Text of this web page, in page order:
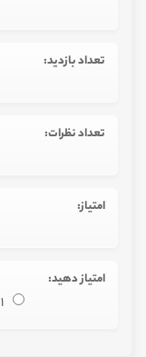
تعداد بازدید:
تعداد نظرات:
امتیاز:
امتیاز دهید:
1